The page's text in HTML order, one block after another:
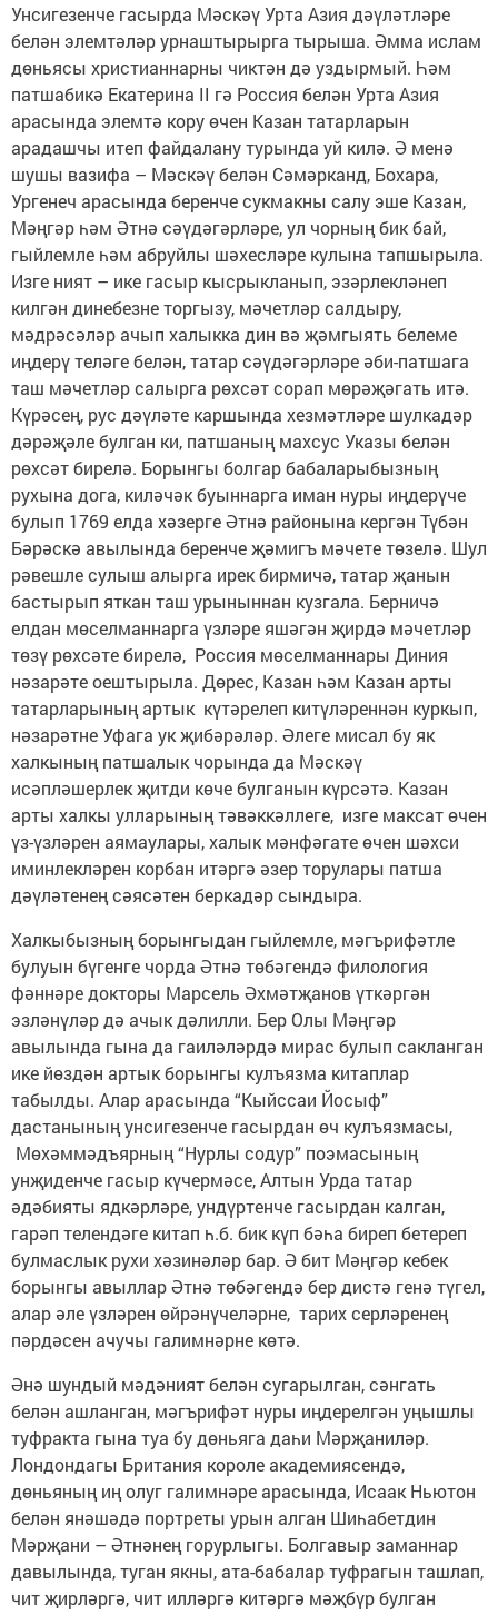
Унсигезенче гасырда Мәскәү Урта Азия дәүләтләре
белән элемтәләр урнаштырырга тырыша. Әмма ислам
дөньясы хрис­тианнарны чиктән дә уздыр­мый. Һәм
патшабикә Екатерина II гә Россия белән Урта Азия
арасында элемтә кору өчен Казан татарларын
арадашчы итеп файдалану турында уй килә. Ә менә
шушы вазифа – Мәскәү белән Сәмәрканд, Бохара,
Ургенеч арасында беренче сукмакны салу эше Казан,
Мәңгәр һәм Әтнә сәүдәгәрләре, ул чорның бик бай,
гыйлемле һәм абруйлы шәхесләре кулына тапшырыла.
Изге ният – ике гасыр кысрык­ланып, эзәрлекләнеп
килгән динебезне торгызу, мәчетләр салдыру,
мәдрәсәләр ачып халыкка дин вә җәмгыять белеме
иңдерү теләге белән, татар сәүдәгәрләре әби-патшага
таш мәчетләр салыр­га рөхсәт сорап мөрәҗәгать итә.
Күрәсең, рус дәүләте каршында хезмәтләре шулкадәр
дәрәҗәле булган ки, патшаның махсус Указы белән
рөхсәт бирелә. Борынгы болгар бабаларыбызның
рухына дога, киләчәк буыннарга иман нуры иңдерүче
булып 1769 елда хәзерге Әтнә районына кергән Түбән
Бәрәскә авылында беренче җәмигъ мәчете төзелә. Шул
рәвешле сулыш алырга ирек бирмичә, татар җанын
бастырып яткан таш урыныннан кузгала. Берничә
елдан мөселманнарга үзләре яшәгән җирдә мәчетләр
төзү рөхсәте бирелә, Россия мөселманнары Диния
нәзарәте оештырыла. Дөрес, Казан һәм Казан арты
татарларының артык күтәрелеп китүләреннән куркып,
нәзарәтне Уфага ук җибәрәләр. Әлеге мисал бу як
халкының патшалык чорында да Мәскәү
исәпләшерлек җитди көче булганын күрсәтә. Казан
арты халкы улларының тәвәккәллеге, изге максат өчен
үз-үзләрен аямаулары, халык мәнфәгате өчен шәхси
иминлекләрен корбан итәргә әзер торулары патша
дәүләтенең сәясәтен беркадәр сындыра.
Халкыбызның борынгыдан гыйлемле, мәгърифәтле
булуын бүгенге чорда Әтнә төбәгендә филология
фәннәре докторы Марсель Әхмәтҗанов үткәргән
эзләнүләр дә ачык дәлилли. Бер Олы Мәңгәр
авылында гына да гаиләләрдә мирас булып сакланган
ике йөздән артык борынгы кулъязма китап­лар
табылды. Алар арасында “Кыйссаи Йосыф”
дастанының унсигезенче гасырдан өч кулъязмасы,
Мөхәммәдъярның “Нурлы содур” поэмасының
унҗиденче гасыр күчермәсе, Алтын Урда татар
әдәбияты ядкәрләре, ундүртенче гасырдан калган,
гарәп телендәге китап һ.б. бик күп бәһа биреп бетереп
булмаслык рухи хәзинәләр бар. Ә бит Мәңгәр кебек
борынгы авыллар Әтнә төбәгендә бер дистә генә түгел,
алар әле үзләрен өйрәнүчеләрне, тарих серләренең
пәрдәсен ачучы галимнәрне көтә.
Әнә шундый мәдәният белән сугарылган, сәнгать
белән ашланган, мәгърифәт нуры иңдерелгән уңышлы
туфракта гына туа бу дөньяга даһи Мәрҗаниләр.
Лондондагы Британия короле академиясендә,
дөньяның иң олуг галимнәре арасында, Исаак Ньютон
белән янәшәдә портреты урын алган Шиһабетдин
Мәрҗани – Әтнәнең горурлыгы. Болгавыр заманнар
давылында, туган якны, ата-бабалар туфрагын ташлап,
чит җирләргә, чит илләргә китәргә мәҗбүр булган